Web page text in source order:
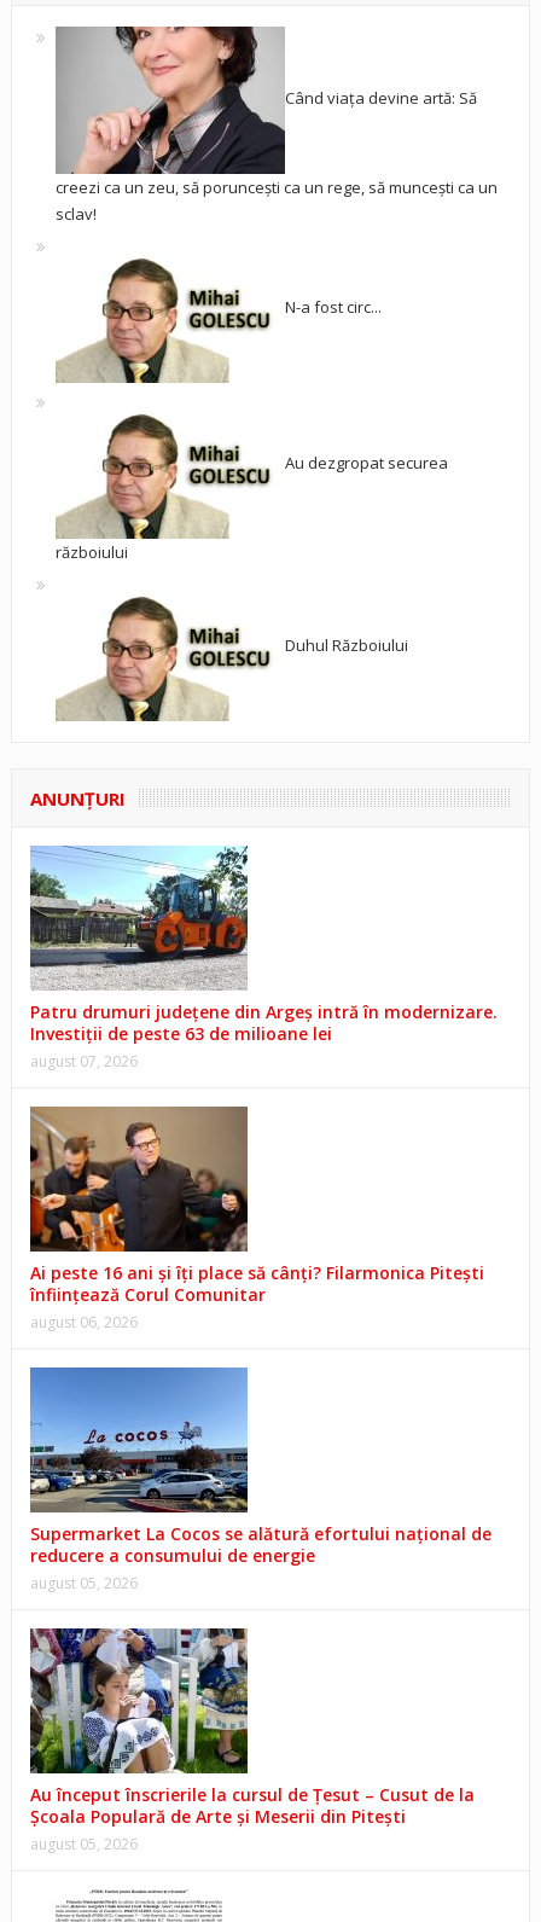
Când viața devine artă: Să
creezi ca un zeu, să poruncești ca un rege, să muncești ca un
sclav!
N-a fost circ...
Au dezgropat securea
războiului
Duhul Războiului
ANUNŢURI
Patru drumuri județene din Argeș intră în modernizare.
Investiții de peste 63 de milioane lei
august 07, 2026
Ai peste 16 ani și îți place să cânți? Filarmonica Pitești
înființează Corul Comunitar
august 06, 2026
Supermarket La Cocos se alătură efortului național de
reducere a consumului de energie
august 05, 2026
Au început înscrierile la cursul de Țesut – Cusut de la
Școala Populară de Arte și Meserii din Pitești
august 05, 2026